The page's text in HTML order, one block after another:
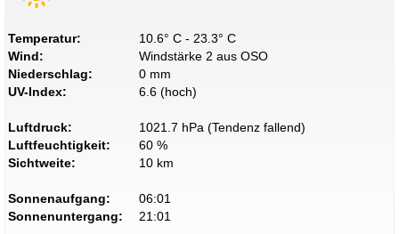
Temperatur:
10.6° C - 23.3° C
Wind:
Windstärke 2 aus OSO
Niederschlag:
0 mm
UV-Index:
6.6 (hoch)
Luftdruck:
1021.7 hPa (Tendenz fallend)
Luftfeuchtigkeit:
60 %
Sichtweite:
10 km
Sonnenaufgang:
06:01
Sonnenuntergang:
21:01